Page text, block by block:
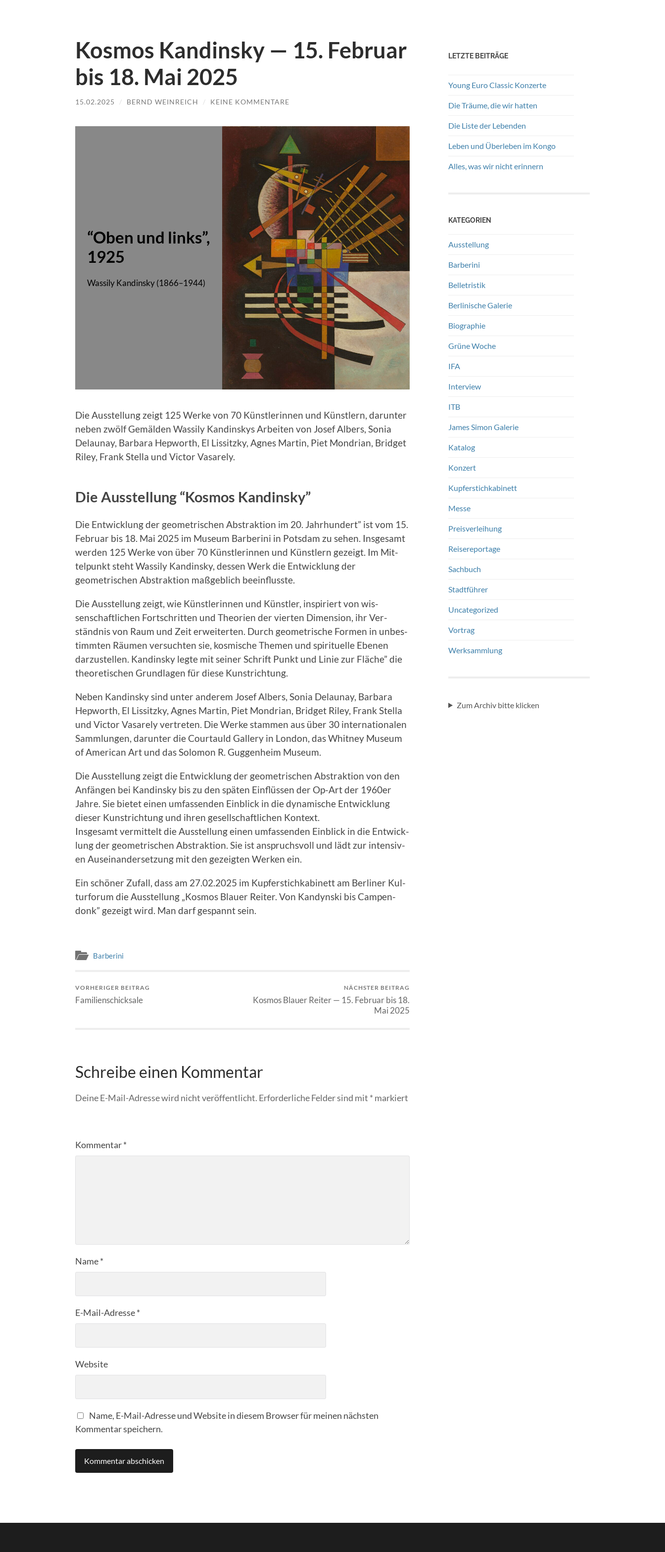
Kosmos Kandinsky — 15. Februar
bis 18. Mai 2025
15.02.2025 / BERND WEINREICH / KEINE KOMMENTARE
“Oben und links”,
1925
Wass­i­ly Kandin­sky (1866–1944)
Die Ausstel­lung zeigt 125 Werke von 70 Kün­st­lerin­nen und Kün­stlern, darunter
neben zwölf Gemälden Wass­i­ly Kandin­skys Arbeit­en von Josef Albers, Sonia
Delau­nay, Bar­bara Hep­worth, El Lis­sitzky, Agnes Mar­tin, Piet Mon­dri­an, Brid­get
Riley, Frank Stel­la und Vic­tor Vasare­ly.
Die Ausstellung “Kosmos Kandinsky”
Die Entwick­lung der geometrischen Abstrak­tion im 20. Jahrhun­dert” ist vom 15.
Feb­ru­ar bis 18. Mai 2025 im Muse­um Bar­beri­ni in Pots­dam zu sehen. Ins­ge­samt
wer­den 125 Werke von über 70 Kün­st­lerin­nen und Kün­stlern gezeigt. Im Mit­
telpunkt ste­ht Wass­i­ly Kandin­sky, dessen Werk die Entwick­lung der
geometrischen Abstrak­tion maßge­blich bee­in­flusste.
Die Ausstel­lung zeigt, wie Kün­st­lerin­nen und Kün­stler, inspiri­ert von wis­
senschaftlichen Fortschrit­ten und The­o­rien der vierten Dimen­sion, ihr Ver­
ständ­nis von Raum und Zeit erweit­erten. Durch geometrische For­men in unbes­
timmten Räu­men ver­sucht­en sie, kos­mis­che The­men und spir­ituelle Ebe­nen
darzustellen. Kandin­sky legte mit sein­er Schrift Punkt und Lin­ie zur Fläche” die
the­o­retis­chen Grund­la­gen für diese Kun­strich­tung.
Neben Kandin­sky sind unter anderem Josef Albers, Sonia Delau­nay, Bar­bara
Hep­worth, El Lis­sitzky, Agnes Mar­tin, Piet Mon­dri­an, Brid­get Riley, Frank Stel­la
und Vic­tor Vasare­ly vertreten. Die Werke stam­men aus über 30 inter­na­tionalen
Samm­lun­gen, darunter die Cour­tauld Gallery in Lon­don, das Whit­ney Muse­um
of Amer­i­can Art und das Solomon R. Guggen­heim Muse­um.
Die Ausstel­lung zeigt die Entwick­lung der geometrischen Abstrak­tion von den
Anfän­gen bei Kandin­sky bis zu den späten Ein­flüssen der Op-Art der 1960er
Jahre. Sie bietet einen umfassenden Ein­blick in die dynamis­che Entwick­lung
dieser Kun­strich­tung und ihren gesellschaftlichen Kon­text.
Ins­ge­samt ver­mit­telt die Ausstel­lung einen umfassenden Ein­blick in die Entwick­
lung der geometrischen Abstrak­tion. Sie ist anspruchsvoll und lädt zur inten­siv­
en Auseinan­der­set­zung mit den gezeigten Werken ein.
Ein schön­er Zufall, dass am 27.02.2025 im Kupfer­stichk­abi­nett am Berlin­er Kul­
tur­fo­rum die Ausstel­lung „Kos­mos Blauer Reit­er. Von Kan­dyn­s­ki bis Camp­en­
donk” gezeigt wird. Man darf ges­pan­nt sein.
Barberini
VORHERIGER BEITRAG
Familienschicksale
NÄCHSTER BEITRAG
Kosmos Blauer Reiter — 15. Februar bis 18.
Mai 2025
Schreibe einen Kommentar
Deine E-Mail-Adresse wird nicht veröffentlicht. Erforderliche Felder sind mit * markiert
Kommentar*
Name*
E-Mail-Adresse*
Website
Name, E-Mail-Adresse und Website in diesem Browser für meinen nächsten
Kommentar speichern.
LETZTE BEITRÄGE
Young Euro Classic Konzerte
Die Träume, die wir hatten
Die Liste der Lebenden
Leben und Überleben im Kongo
Alles, was wir nicht erinnern
KATEGORIEN
Ausstellung
Barberini
Belletristik
Berlinische Galerie
Biographie
Grüne Woche
IFA
Interview
ITB
James Simon Galerie
Katalog
Konzert
Kupferstichkabinett
Messe
Preisverleihung
Reisereportage
Sachbuch
Stadtführer
Uncategorized
Vortrag
Werksammlung
Zum Archiv bitte klicken